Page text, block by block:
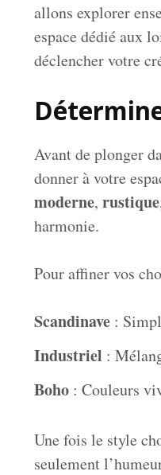
allons explorer
espace dédié aux
déclencher votre
Avant de plonger
donner à votre
moderne, rustique
harmonie.
Pour affiner vos
Scandinave :
Industriel :
Boho : Couleurs
Une fois le style
seulement